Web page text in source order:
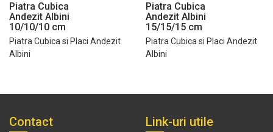
Piatra Cubica
Andezit Albini
10/10/10 cm
Piatra Cubica si Placi Andezit
Albini
Piatra Cubica
Andezit Albini
15/15/15 cm
Piatra Cubica si Placi Andezit
Albini
Contact Link-uri utile